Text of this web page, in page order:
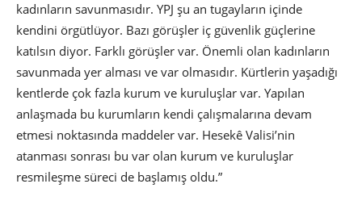
kadınların savunmasıdır. YPJ şu an tugayların içinde
kendini örgütlüyor. Bazı görüşler iç güvenlik güçlerine
katılsın diyor. Farklı görüşler var. Önemli olan kadınların
savunmada yer alması ve var olmasıdır. Kürtlerin yaşadığı
kentlerde çok fazla kurum ve kuruluşlar var. Yapılan
anlaşmada bu kurumların kendi çalışmalarına devam
etmesi noktasında maddeler var. Hesekê Valisi’nin
atanması sonrası bu var olan kurum ve kuruluşlar
resmileşme süreci de başlamış oldu.”